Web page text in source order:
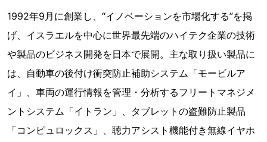
1992年9月に創業し、“イノベーションを市場化する”を掲
げ、イスラエルを中心に世界最先端のハイテク企業の技術
や製品のビジネス開発を日本で展開。主な取り扱い製品に
は、自動車の後付け衝突防止補助システム「モービルア
イ」、車両の運行情報を管理・分析するフリートマネジメ
ントシステム「イトラン」、タブレットの盗難防止製品
「コンピュロックス」、聴力アシスト機能付き無線イヤホ